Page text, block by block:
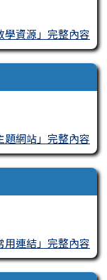
學資源」完整內容
題網站」完整內容
用連結」完整內容